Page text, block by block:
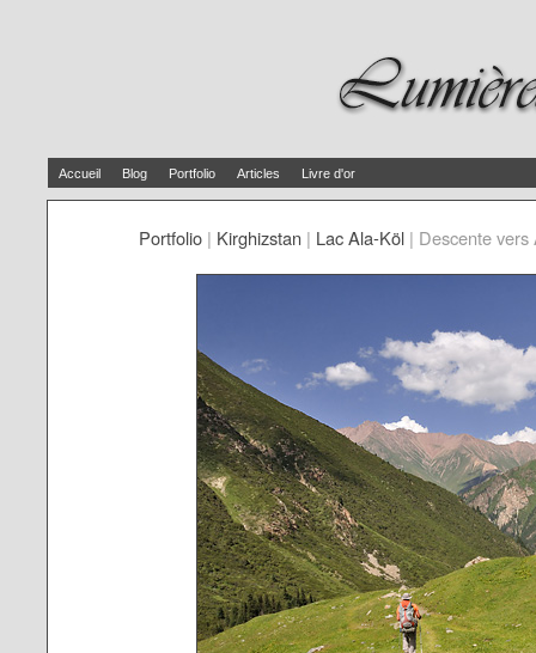
Accueil Blog Portfolio Articles Livre d'or
Portfolio | Kirghizstan | Lac Ala-Köl | Descente